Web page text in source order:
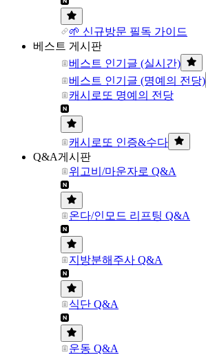
🌱 신규방문 필독 가이드
베스트 게시판
베스트 인기글 (실시간)
베스트 인기글 (명예의 전당)
캐시로또 명예의 전당
캐시로또 인증&수다
Q&A게시판
위고비/마운자로 Q&A
온다/인모드 리프팅 Q&A
지방분해주사 Q&A
식단 Q&A
운동 Q&A